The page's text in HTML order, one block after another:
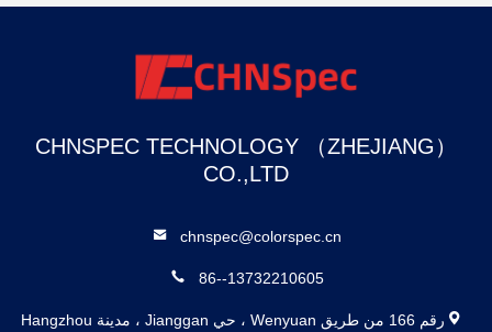
CHNSPEC TECHNOLOGY （ZHEJIANG）
CO.,LTD
chnspec@colorspec.cn
86--13732210605
رقم 166 من طريق Wenyuan ، حي Jianggan ، مدينة Hangzhou